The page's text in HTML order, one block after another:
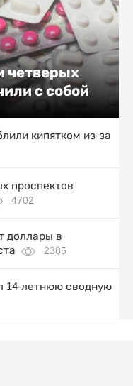
четверых
с собой
кипятком из-за
проспектов
4702
доллары в
2385
14-летнюю сводную